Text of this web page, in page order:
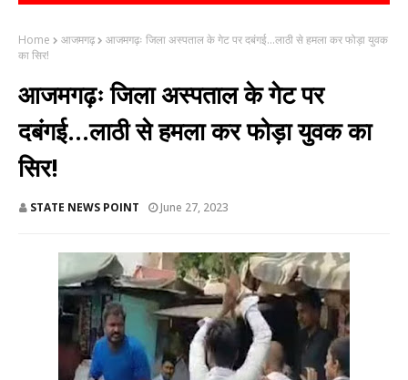
Home आजमगढ़
आजमगढ़ः जिला अस्पताल के गेट पर दबंगई...लाठी से हमला कर फोड़ा युवक
का सिर!
आजमगढ़ः जिला अस्पताल के गेट पर
दबंगई...लाठी से हमला कर फोड़ा युवक का
सिर!
STATE NEWS POINT June 27, 2023